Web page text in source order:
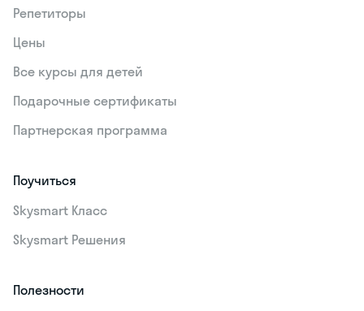
Репетиторы
Цены
Все курсы для детей
Подарочные сертификаты
Партнерская программа
Поучиться
Skysmart Класс
Skysmart Решения
Полезности